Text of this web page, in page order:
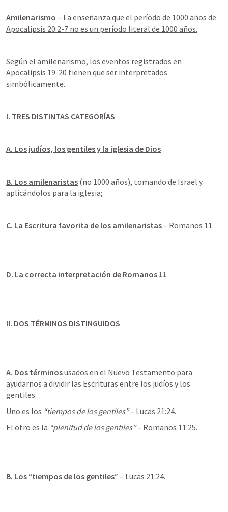
Amilenarismo –
Apocalipsis 20:2-7 no es un período literal de 1000 años.
Apocalipsis 19-20 tienen que ser interpretados
simbólicamente.
I. TRES DISTINTAS CATEGORÍAS
A. Los judíos, los gentiles y la iglesia de Dios
B. Los amilenaristas (no 1000 años), tomando de Israel y
aplicándolos para la iglesia;
C. La Escritura favorita de los amilenaristas – Romanos 11.
D. La correcta interpretación de Romanos 11
II. DOS TÉRMINOS DISTINGUIDOS
A. Dos términos usados en el Nuevo Testamento para
ayudarnos a dividir las Escrituras entre los judíos y los
gentiles.
Uno es los “tiempos de los gentiles” – Lucas 21:24.
El otro es la “plenitud de los gentiles” – Romanos 11:25.
B. Los “tiempos de los gentiles” – Lucas 21:24.